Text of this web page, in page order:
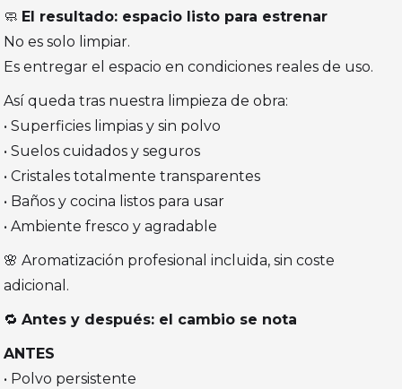
🧼 El resultado: espacio listo para estrenar
No es solo limpiar.
Es entregar el espacio en condiciones reales de uso.
Así queda tras nuestra limpieza de obra:
• Superficies limpias y sin polvo
• Suelos cuidados y seguros
• Cristales totalmente transparentes
• Baños y cocina listos para usar
• Ambiente fresco y agradable
🌸 Aromatización profesional incluida, sin coste
adicional.
🔁Antes y después: el cambio se nota
ANTES
• Polvo persistente